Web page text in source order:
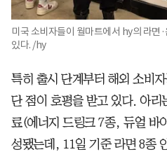
미국 소비자들이 월마트에서 hy의 라면
있다. /hy
특히 출시 단계부터 해외 소비
단 점이 호평을 받고 있다. 아
료(에너지 드링크 7종, 듀얼 바
성됐는데, 11일 기준 라면 8종